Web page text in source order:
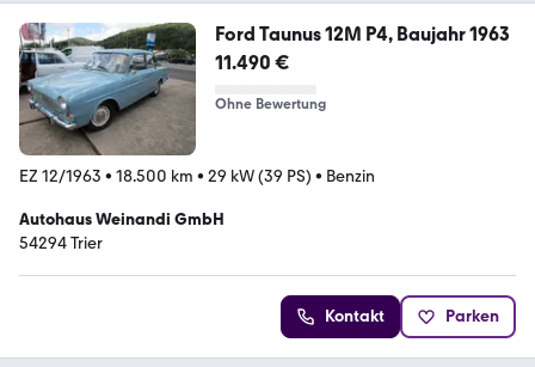
Ford Taunus 12M P4, Baujahr 1963
11.490 €
Ohne Bewertung
EZ 12/1963 • 18.500 km • 29 kW (39 PS) • Benzin
Autohaus Weinandi GmbH
54294 Trier
Kontakt Parken